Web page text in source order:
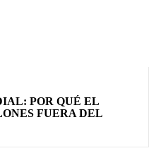
POR QUÉ EL
FUERA DEL